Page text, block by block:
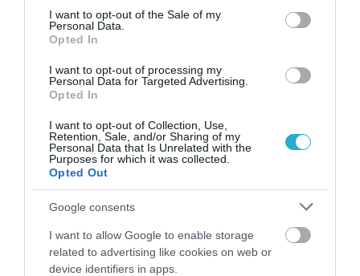
consent section.
I want to opt-out of the Sale of my
Personal Data.
Opted In
I want to opt-out of processing my
Personal Data for Targeted Advertising.
Opted In
I want to opt-out of Collection, Use,
Retention, Sale, and/or Sharing of my
Personal Data that Is Unrelated with the
Purposes for which it was collected.
Opted Out
Google consents
I want to allow Google to enable storage
related to advertising like cookies on web or
device identifiers in apps.
15.07.2026 12:01
Το κόκκινο φρούτο που μπορεί να μειώσει
την πίεση και να βελτιώσει την
ευαισθησία στην ινσουλίνη